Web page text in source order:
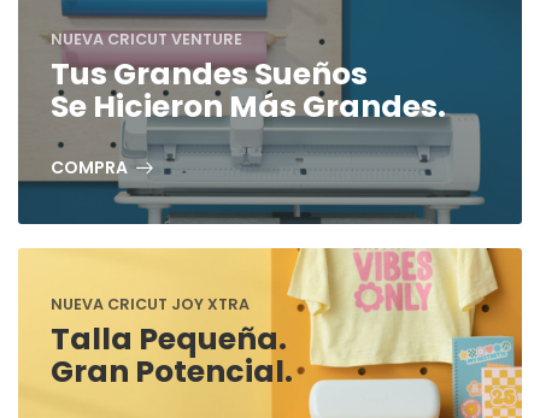
NUEVA CRICUT VENTURE
Tus Grandes Sueños
Se Hicieron Más Grandes.
COMPRA
NUEVA CRICUT JOY XTRA
Talla Pequeña.
Gran Potencial.